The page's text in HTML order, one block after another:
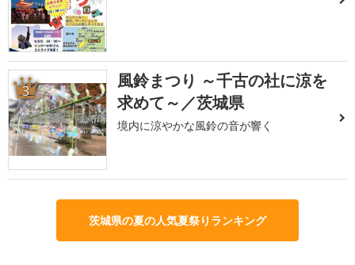
3
風鈴まつり ～千古の社に涼を
求めて～／茨城県
境内に涼やかな風鈴の音が響く
茨城県の夏の人気夏祭りランキング